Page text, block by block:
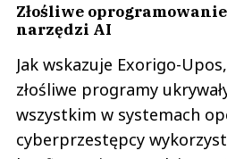
Złośliwe
narzędzi AI
Jak wskazuje Exorigo-
złośliwe programy
wszystkim w systemach
cyberprzestępcy